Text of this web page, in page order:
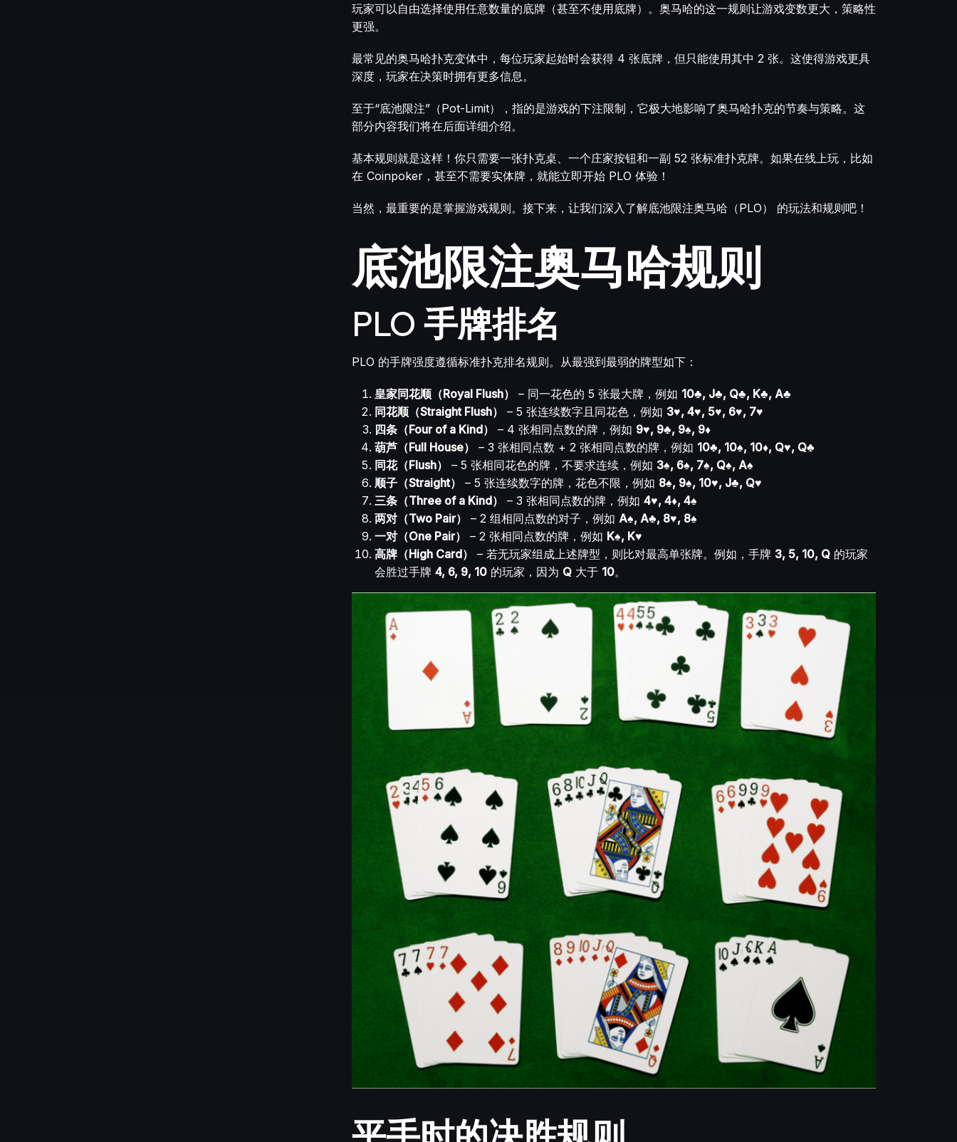
玩家可以自由选择使用任意数量的底牌（甚至不使用底牌）。奥马哈的这一规则让游戏变数更大，策略性
更强。
最常见的奥马哈扑克变体中，每位玩家起始时会获得 4 张底牌，但只能使用其中 2 张。这使得游戏更具
深度，玩家在决策时拥有更多信息。
至于“底池限注”（Pot-Limit），指的是游戏的下注限制，它极大地影响了奥马哈扑克的节奏与策略。这
部分内容我们将在后面详细介绍。
基本规则就是这样！你只需要一张扑克桌、一个庄家按钮和一副 52 张标准扑克牌。如果在线上玩，比如
在 Coinpoker ，甚至不需要实体牌，就能立即开始 PLO 体验！
当然，最重要的是掌握游戏规则。接下来，让我们深入了解底池限注奥马哈（PLO） 的玩法和规则吧！
底池限注奥马哈规则
PLO 手牌排名
PLO 的手牌强度遵循标准扑克排名规则。从最强到最弱的牌型如下：
皇家同花顺（Royal Flush） – 同一花色的 5 张最大牌，例如 10♣, J♣, Q♣, K♣, A♣
同花顺（Straight Flush）
– 5 张连续数字且同花色，例如 3♥, 4♥, 5♥, 6♥, 7♥
四条（Four of a Kind）
– 4 张相同点数的牌，例如 9♥, 9♣, 9♠, 9♦
葫芦（Full House）
– 3 张相同点数 + 2 张相同点数的牌，例如 10♣, 10♠, 10♦, Q♥, Q♣
同花（Flush）
– 5 张相同花色的牌，不要求连续，例如 3♠, 6♠, 7♠, Q♠, A♠
顺子（Straight）
– 5 张连续数字的牌，花色不限，例如 8♠, 9♠, 10♥, J♣, Q♥
三条（Three of a Kind）
– 3 张相同点数的牌，例如 4♥, 4♦, 4♠
两对（Two Pair）
– 2 组相同点数的对子，例如 A♠, A♣, 8♥, 8♠
一对（One Pair）
– 2 张相同点数的牌，例如 K♠, K♥
高牌（High Card）
– 若无玩家组成上述牌型，则比对最高单张牌。例如，手牌 3, 5, 10, Q 的玩家
会胜过手牌 4, 6, 9, 10 的玩家，因为 Q 大于 10。